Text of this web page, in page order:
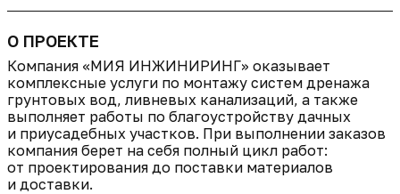
О ПРОЕКТЕ
Компания «МИЯ ИНЖИНИРИНГ» оказывает
комплексные услуги по монтажу систем дренажа
грунтовых вод, ливневых канализаций, а также
выполняет работы по благоустройству дачных
и приусадебных участков. При выполнении заказов
компания берет на себя полный цикл работ:
от проектирования до поставки материалов
и доставки.